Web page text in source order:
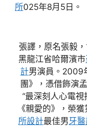
所025年8月5日。
張譯，原名張毅
黑龍江省哈爾濱市
計男演員。2009
團》，憑借飾演
“最深刻人心電
《親愛的》，榮
所設計最佳男牙